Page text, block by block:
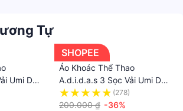
Tự
Umi Dày
Form
SHOPEE
Áo Khoác Thể Thao
A.d.i.d.a.s 3 Sọc Vải Umi Dày
Dặn Co Giãn. Áo Khoác
Bomber Das Nam Nữ Form
(278)
200.000 ₫ -36%